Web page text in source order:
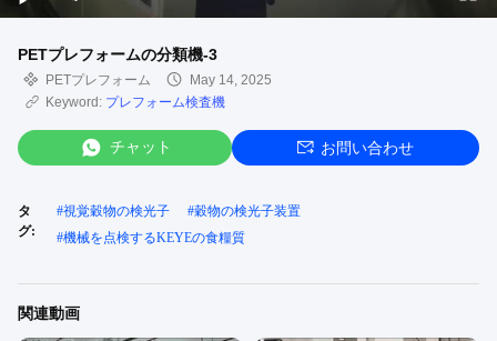
PETプレフォームの分類機-3
PETプレフォーム
May 14, 2025
Keyword: プレフォーム検査機
チャット お問い合わせ
タ
グ:
#視覚穀物の検光子 #穀物の検光子装置
#機械を点検するKEYEの食糧質
関連動画